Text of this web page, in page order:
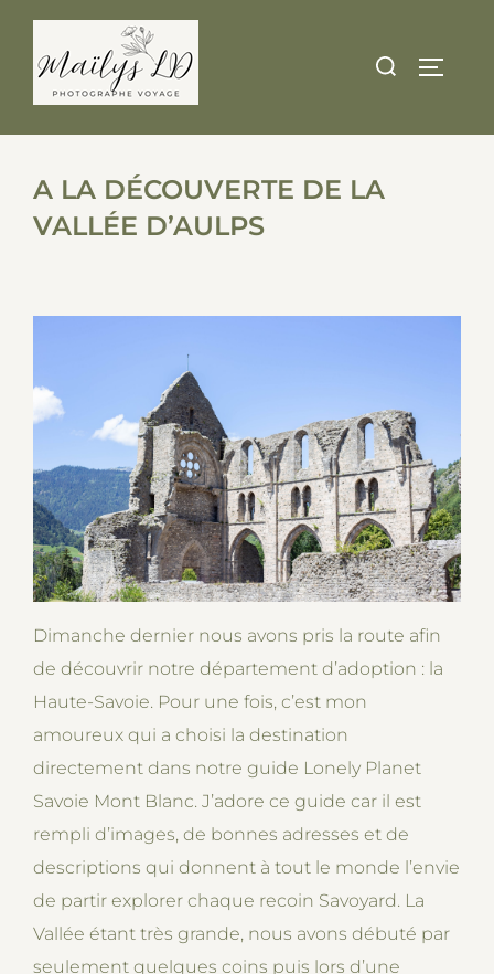
content
Search
A LA DÉCOUVERTE DE LA
VALLÉE D’AULPS
Dimanche dernier nous avons pris la route afin
de découvrir notre département d’adoption : la
Haute-Savoie. Pour une fois, c’est mon
amoureux qui a choisi la destination
directement dans notre guide Lonely Planet
Savoie Mont Blanc. J’adore ce guide car il est
rempli d’images, de bonnes adresses et de
descriptions qui donnent à tout le monde l’envie
de partir explorer chaque recoin Savoyard. La
Vallée étant très grande, nous avons débuté par
seulement quelques coins puis lors d’une